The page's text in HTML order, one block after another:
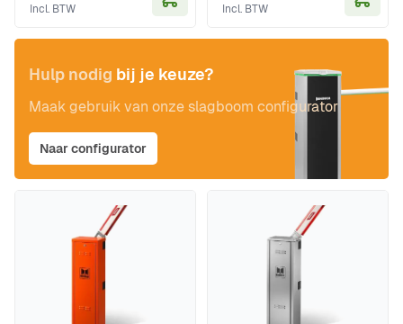
In Winkelwagen
Hulp nodig bij je keuze?
Maak gebruik van onze slagboom configurator
Naar configurator